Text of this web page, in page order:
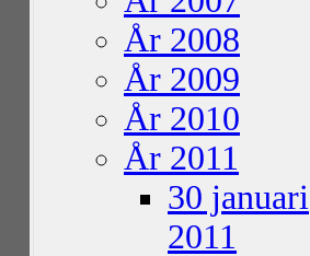
År 2008
År 2009
År 2010
År 2011
30 januari
2011